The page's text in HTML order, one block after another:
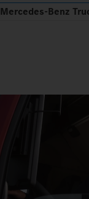
Mercedes‑Benz